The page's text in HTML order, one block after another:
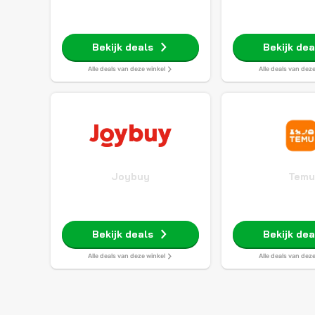
Bekijk deals
Alle deals van deze winkel
Bekijk
Alle deals van
Joybuy
Bekijk deals
Alle deals van deze winkel
Temu
Bekijk
Alle deals van